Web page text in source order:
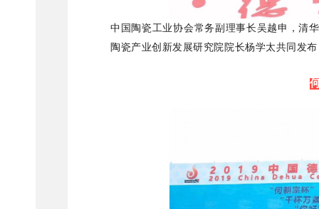
中国陶瓷工业协会常务副理事长吴越申，清
陶瓷产业创新发展研究院院长杨学太共同发